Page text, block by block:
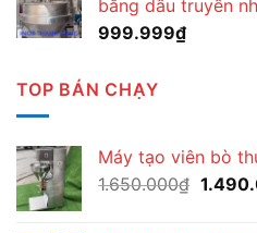
bằng dầu truyền
999.999₫
TOP BÁN CHẠY
Máy tạo viên bò
1.650.000₫ Giá